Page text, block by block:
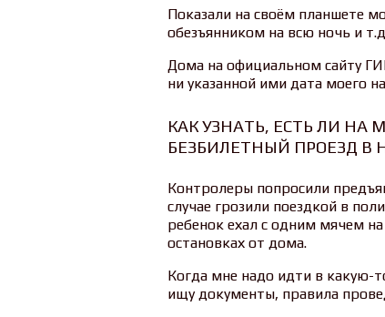
Показали на своём планшете
обезъянником на всю ночь и
Дома на официальном сайту
ни указанной ими дата моего
КАК УЗНАТЬ, ЕСТЬ ЛИ
БЕЗБИЛЕТНЫЙ ПРОЕЗД В
Контролеры попросили
случае грозили поездкой в
ребенок ехал с одним мячем
остановках от дома.
Когда мне надо идти в какую-
ищу документы, правила